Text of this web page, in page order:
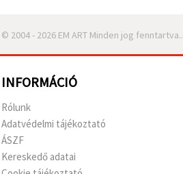
© 2004 - 2026 EM ART Minden jog fenntartva..
INFORMÁCIÓ
Rólunk
Adatvédelmi tájékoztató
ÁSZF
Kereskedő adatai